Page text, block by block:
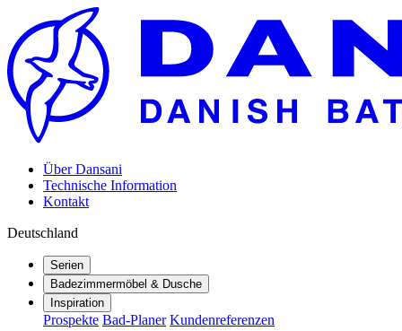
Über Dansani
Technische Information
Kontakt
Deutschland
Serien
Badezimmermöbel & Dusche
Inspiration
Prospekte Bad-Planer Kundenreferenzen